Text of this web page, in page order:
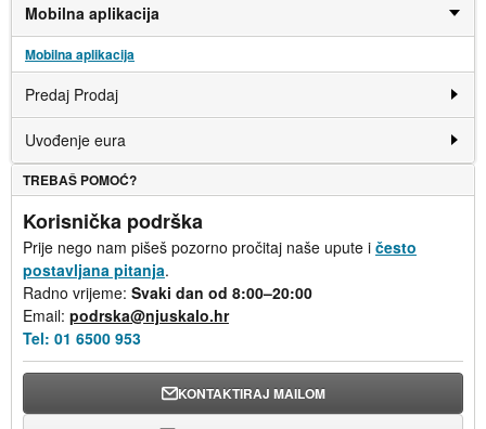
Mobilna aplikacija
Mobilna aplikacija
Predaj Prodaj
Uvođenje eura
TREBAŠ POMOĆ?
Korisnička podrška
Prije nego nam pišeš pozorno pročitaj naše upute i često
postavljana pitanja.
Radno vrijeme: Svaki dan od 8:00–20:00
Email: podrska@njuskalo.hr
Tel: 01 6500 953
KONTAKTIRAJ MAILOM